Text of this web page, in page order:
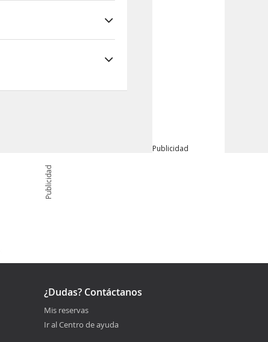
Publicidad
Publicidad
¿Dudas? Contáctanos
Mis reservas
Ir al Centro de ayuda